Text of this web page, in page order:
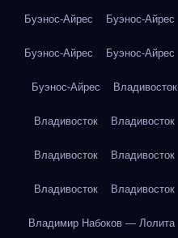
Буэнос-Айрес Буэнос-Айрес
Буэнос-Айрес Буэнос-Айрес
Буэнос-Айрес Владивосток
Владивосток Владивосток
Владивосток Владивосток
Владивосток Владивосток
Владимир Набоков — Лолита